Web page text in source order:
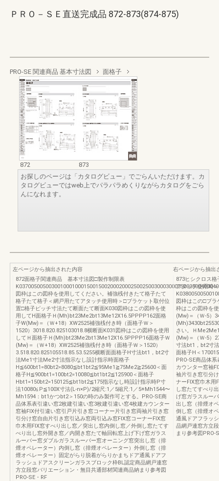
ＰＲＯ－ＳＥ直送完成品 872-873(874-875)
PRO-SE 関連商品 基本寸法図 面格子
872
873
お探しのページは「カタログビュー」でごらんいただけます。カ
タログビューではweb上でパラパラめくりながらカタログをごら
んになれます。
左ページから抽出された内容
872面格子関連商品 基本寸法図□製作制限表
図枠はこの図枠を使用してください。補強桟付きたて格子たて
格子たて格子＜網戸用たてアタッチ使用時＞□ブラケット取付位
置□格子ピッチ寸法たて断面たて断面K030図枠はこの図枠を使
用してH面格子Ｈ(Mh)bt23Me2bt13Me12X16.5PPPP162面格
子W(Mw)＝（Ｗ+18）XW2525補強桟付き時（面格子Ｗ＞
1520）3018.820.825103018.8横断面K031図枠はこの図枠を使用
してＨ面格子Ｈ(Mh)bt23Me2bt13Me12X16.5PPPP16面格子Ｗ
(Mw)＝（Ｗ+18）XW2525補強桟付き時（面格子Ｗ＞1520）
3.518.820.825105518.85.53.5255横断面面格子H寸法bt1，bt2寸
法Me1寸法Me2寸法指示なし設計指示時面格子
H≦600bt1=80bt2=8080≦bt1bt2≦95Me1≧75Me2≧25600＜面
格子H≦900bt1=100bt2=10080≦bt1bt2≦125900＜面格子
Hbt1=150bt2=150125≦bt1bt2≦175指示なし時設計指示時P寸
法10080≦P≦100X寸法(L-n×P)/2縮尺:1／5縮尺:1／5※Mh1544〜
Mh1594：bt1かつbt2＞150の時のみ製作可とする。PRO-SE商
品体系表引違い窓2枚建引違い窓3枚建引違い窓4枚建カウンター
窓袖FIX付引違い窓引戸片引き窓コーナー片引き窓両袖片引き窓
引分け窓自由片引き窓引込み窓両引込み窓FIX窓コーナーFIX窓
巾木用FIX窓すべり出し窓／突出し窓内倒し窓／外倒し窓たてす
べり出し窓外開き窓／内開き窓たて軸回転窓上げ下げ窓ガラス
ルーバー窓ダブルガラスルーバー窓オーニング窓突出し窓（排
煙オペレーター）内倒し窓（排煙オペレーター）外倒し窓（排
煙オペレーター）固定がらり脱着がらりかまちドア通風ドアフ
ラッシュドアスクリーンガラスブロック枠BL認定商品網戸連窓
方立段窓バリエーション・無目共通部材関連商品納まり参考図
PRO-SE・RF
右ページから抽出
873ヒシクロス
アタッチ使用時
図枠はこの□ブラ
枠はこの図枠を
(Mw)＝（Ｗ-5）
さい。Ｈ
(Mw)＝（Ｗ-5）
寸法bt1，bt2寸
面格子H＜
PRO-SE商品体
カウンター窓袖
袖片引き窓引分
ナーFIX窓巾木用
し窓たてすべり
げ窓ガラスルー
出し窓（排煙オ
倒し窓（排煙オ
通風ドアフラッ
品網戸連窓方立
まり参考図PRO-